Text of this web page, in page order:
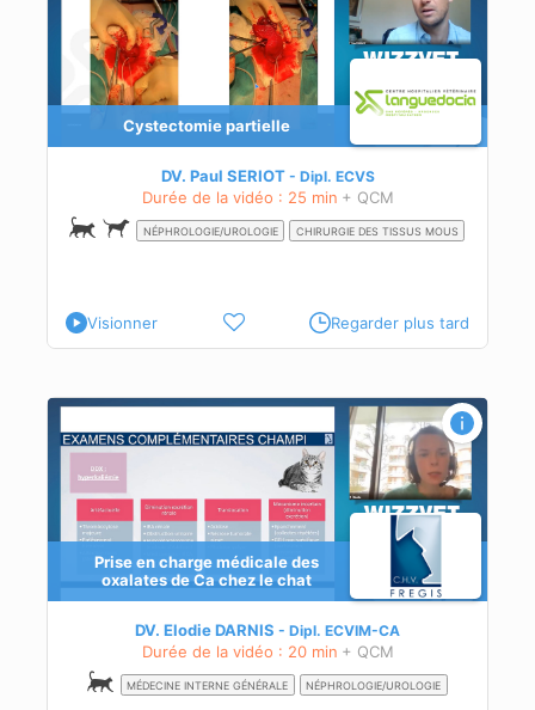
Cystectomie partielle
DV. Paul SERIOT Dipl. ECVS
Durée de la vidéo : 25 min + QCM
NÉPHROLOGIE/UROLOGIE CHIRURGIE DES TISSUS MOUS
Visionner Regarder plus tard
Prise en charge médicale des
oxalates de Ca chez le chat
DV. Elodie DARNIS Dipl. ECVIM-CA
Durée de la vidéo : 20 min + QCM
MÉDECINE INTERNE GÉNÉRALE NÉPHROLOGIE/UROLOGIE